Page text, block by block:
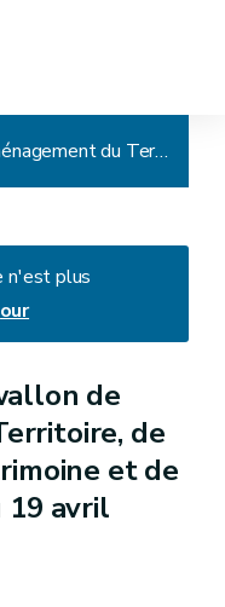
Code wallon de l'Aménagement du Territoire, de l'Urbanisme (, du Patrimoine et de l'Energie - Décret du 19 avril 2007, art. 2)
n'est plus
de
de
et de
19 avril